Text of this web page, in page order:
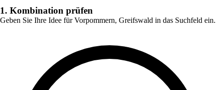
1. Kombination prüfen
Geben Sie Ihre Idee fürVorpommern, Greifswald in das Suchfeld ein.